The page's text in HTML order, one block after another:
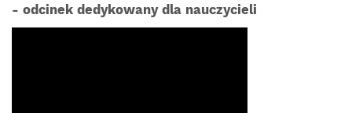
- odcinek dedykowany dla nauczycieli